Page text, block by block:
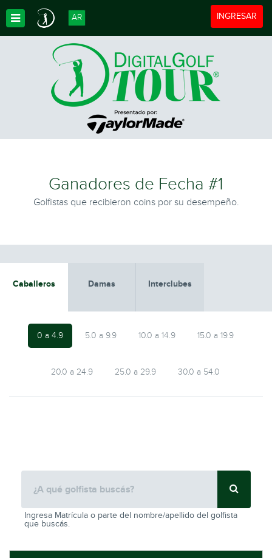
Toggle
INGRESAR
Toggle Dropdown
AR
Ganadores de Fecha #1
Golfistas que recibieron coins por su desempeño.
Caballeros Damas Interclubes
0 a 4.9 5.0 a 9.9 10.0 a 14.9 15.0 a 19.9
20.0 a 24.9 25.0 a 29.9 30.0 a 54.0
Ingresa Matrícula o parte del nombre/apellido del golfista
que buscás.